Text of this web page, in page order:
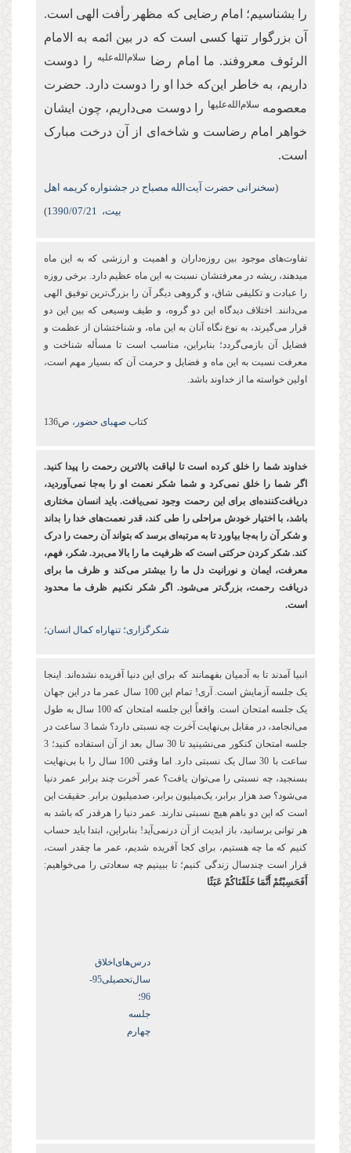
را بشناسیم؛ امام رضایی که مظهر رأفت الهی است.
آن بزرگوار تنها کسی است که در بین ائمه به الامام
الرئوف معروفند. ما امام رضا سلام‌الله‌علیه را دوست
داریم، به خاطر این‌که خدا او را دوست دارد. حضرت
معصومه سلام‌الله‌علیها را دوست می‌داریم، چون ایشان
خواهر امام رضاست و شاخه‌ای از آن درخت مبارک
است.
(سخنرانی حضرت آیت‌الله مصباح در جشنواره کریمه اهل
بیت،
1390/07/21
)
تفاوت‌های موجود بین روزه‌‏داران و اهمیت و ارزشی كه به این ماه
می‏دهند، ریشه در معرفتشان نسبت به این ماه عظیم دارد. برخی روزه
را عبادت و تكلیفی شاق، و گروهی دیگر آن را بزرگ‌ترین توفیق الهی
می‌دانند. اختلاف دیدگاه این دو گروه، و طیف وسیعی که بین این دو
قرار می‌گیرند، به نوع نگاه آنان به این ماه، و شناختشان از عظمت و
فضایل آن بازمی‌گردد؛ بنابراین، مناسب است تا مسأله شناخت و
معرفت نسبت به این ماه و فضایل و حرمت آن که بسیار مهم است،
اولین خواسته ما از خداوند باشد.
کتاب صهبای حضور، ص136
خداوند شما را خلق کرده ‌است تا لیاقت بالاترین رحمت را پیدا کنید.
اگر شما را خلق نمی‌کرد و شما شکر نعمت او را به‌جا نمی‌آوردید،
دریافت‌کننده‌ای برای این رحمت وجود نمی‌یافت. باید انسان مختاری
باشد، با اختیار خودش مراحلی را طی کند، قدر نعمت‌های خدا را بداند
و شکر آن را به‌جا بیاورد تا به مرتبه‌ای برسد که بتواند آن رحمت را درک
کند. شکر کردن حرکتی است که ظرفیت ما را بالا می‌برد. شکر، فهم،
معرفت، ایمان و نورانیت دل ما را بیشتر می‌کند و ظرف ما برای
دریافت رحمت، بزرگ‌تر می‌شود. اگر شکر نکنیم ظرف ما محدود
است.
شکرگزاری؛ تنهاراه کمال انسان؛
انبیا آمدند تا به آدمیان بفهمانند که برای این دنیا آفریده نشده‌اند. اینجا
یک جلسه آزمایش است. آری! تمام این 100 سال عمر ما در این جهان
یک جلسه امتحان است. واقعاً این جلسه امتحان که 100 سال به طول
می‌انجامد، در مقابل بی‌نهایت آخرت چه نسبتی دارد؟ شما 3 ساعت در
جلسه امتحان کنکور می‌نشینید تا 30 سال بعد از آن استفاده کنید؛ 3
ساعت با 30 سال یک نسبتی دارد. اما وقتی 100 سال را با بی‌نهایت
بسنجید، چه نسبتی را می‌توان یافت؟ عمر آخرت چند برابر عمر دنیا
می‌شود؟ صد هزار برابر، یک‌میلیون برابر، صدمیلیون برابر. حقیقت این
است که این دو باهم هیچ نسبتی ندارند. عمر دنیا را هرقدر که باشد به
هر توانی برسانید، باز ابدیت از آن درنمی‌آید! بنابراین، ابتدا باید حساب
کنیم که ما چه هستیم، برای کجا آفریده شدیم، عمر ما چقدر است،
قرار است چندسال زندگی کنیم؛ تا ببینیم چه سعادتی را می‌خواهیم:
أَفَحَسِبْتُمْ أَنَّمَا خَلَقْنَاكُمْ عَبَثًا
درس‌های‌اخلاق
سال‌تحصیلی‌95-
96؛
جلسه
چهارم